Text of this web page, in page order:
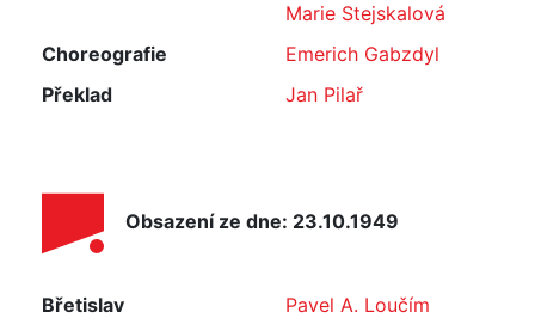
Marie Stejskalová
Choreografie
Emerich Gabzdyl
Překlad
Jan Pilař
Obsazení ze dne: 23.10.1949
Břetislav
Pavel A. Loučím